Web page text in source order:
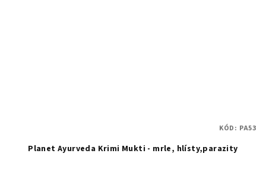
Planet Ayurveda Krimi Mukti - mrle, hlísty,parazity
KÓD: PA53